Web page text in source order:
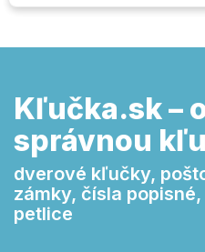
Kľučka.sk –
správnou
dverové kľučky,
zámky, čísla
petlice